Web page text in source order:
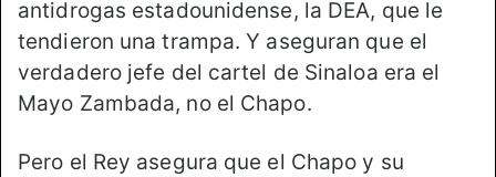
antidrogas estadounidense, la DEA, que le
tendieron una trampa. Y aseguran que el
verdadero jefe del cartel de Sinaloa era el
Mayo Zambada, no el Chapo.
Pero el Rey asegura que el Chapo y su